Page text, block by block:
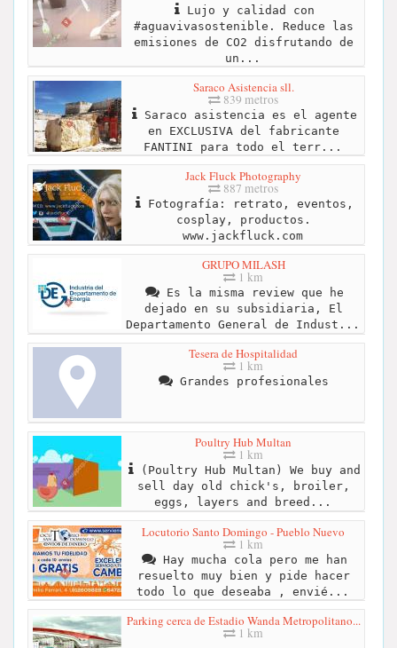
Lujo y calidad con
#aguavivasostenible. Reduce las
emisiones de CO2 disfrutando de
un...
Saraco Asistencia sll.
839 metros
Saraco asistencia es el agente
en EXCLUSIVA del fabricante
FANTINI para todo el terr...
Jack Fluck Photography
887 metros
Fotografía: retrato, eventos,
cosplay, productos.
www.jackfluck.com
GRUPO MILASH
1 km
Es la misma review que he
dejado en su subsidiaria, El
Departamento General de Indust...
Tesera de Hospitalidad
1 km
Grandes profesionales
Poultry Hub Multan
1 km
(Poultry Hub Multan) We buy and
sell day old chick's, broiler,
eggs, layers and breed...
Locutorio Santo Domingo - Pueblo Nuevo
1 km
Hay mucha cola pero me han
resuelto muy bien y pide hacer
todo lo que deseaba , envié...
Parking cerca de Estadio Wanda Metropolitano...
1 km